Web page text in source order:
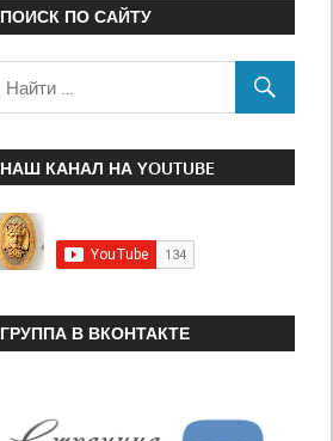
ПОИСК ПО САЙТУ
НАШ КАНАЛ НА YOUTUBE
ГРУППА В ВКОНТАКТЕ